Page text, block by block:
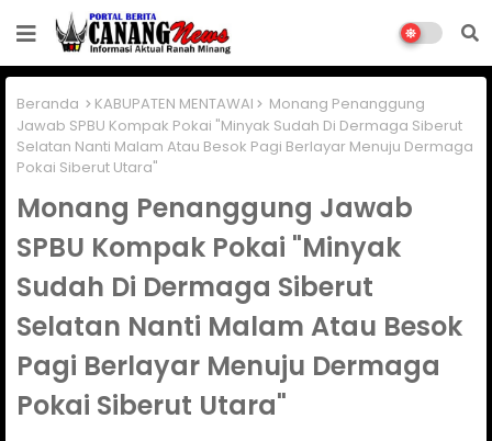
Beranda KABUPATEN MENTAWAI
Monang Penanggung
Jawab SPBU Kompak Pokai "Minyak Sudah Di Dermaga Siberut
Selatan Nanti Malam Atau Besok Pagi Berlayar Menuju Dermaga
Pokai Siberut Utara"
Monang Penanggung Jawab
SPBU Kompak Pokai "Minyak
Sudah Di Dermaga Siberut
Selatan Nanti Malam Atau Besok
Pagi Berlayar Menuju Dermaga
Pokai Siberut Utara"